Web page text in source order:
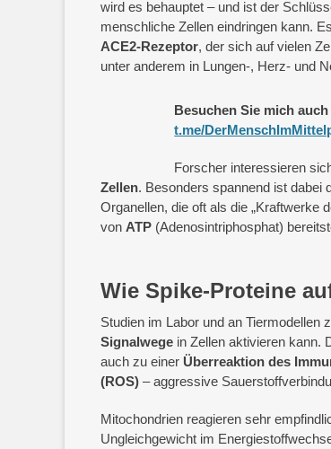
wird es behauptet – und ist der
menschliche Zellen eindringen kann.
ACE2-Rezeptor, der sich auf vielen
unter anderem in Lungen-, Herz- und
Besuchen Sie mich
t.me/
Forscher interessieren
Zellen. Besonders spannend ist dabei
Organellen, die oft als die „Kraftwerke
von ATP (Adenosintriphosphat)
Wie Spike-Proteine
Studien im Labor und an Tiermodellen
Signalwege in Zellen aktivieren kann.
auch zu einer Überreaktion des
(ROS) – aggressive
Mitochondrien reagieren sehr
Ungleichgewicht im